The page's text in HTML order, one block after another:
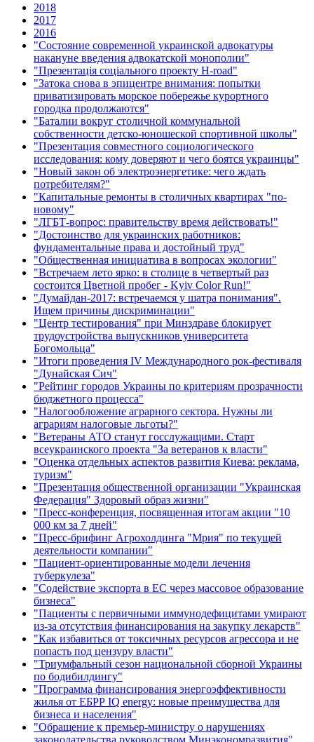
2018
2017
2016
"Состояние современной украинской адвокатуры
накануне введения адвокатской монополии"
"Презентація соціального проекту H-road"
"Затока снова в эпицентре внимания: попытки
приватизировать морское побережье курортного
городка продолжаются"
"Баталии вокруг столичной коммунальной
собственности детско-юношеской спортивной школы"
"Презентация совместного социологического
исследования: кому доверяют и чего боятся украинцы"
"Новый закон об электроэнергетике: чего ждать
потребителям?"
"Капитальные ремонты в столичных квартирах "по-
новому"
"ЛГБТ-вопрос: правительству время действовать!"
"Достоинство для украинских работников:
фундаментальные права и достойный труд"
"Общественная инициатива в вопросах экологии"
"Встречаем лето ярко: в столице в четвертый раз
состоится Цветной пробег - Kyiv Color Run!"
"Думайдан-2017: встречаемся у шатра понимания".
Ищем причины дискриминации"
"Центр тестирования" при Минздраве блокирует
трудоустройства выпускников университета
Богомольца"
"Итоги проведения IV Международного рок-фестиваля
"Дунайская Сич"
"Рейтинг городов Украины по критериям прозрачности
бюджетного процесса"
"Налогообложение аграрного сектора. Нужны ли
аграриям налоговые льготы?"
"Ветераны АТО станут госслужащими. Старт
всеукраинского проекта "За ветеранов к власти"
"Оценка отдельных аспектов развития Киева: реклама,
туризм"
"Презентация общественной организации "Украинская
Федерация" Здоровый образ жизни"
"Пресс-конференция, посвященная итогам акции "10
000 км за 7 дней"
"Пресс-брифинг Агрохолдинга "Мрия" по текущей
деятельности компании"
"Пациент-ориентированные модели лечения
туберкулеза"
"Содействие экспорта в ЕС через массовое образование
бизнеса"
"Пациенты с первичными иммунодефицитами умирают
из-за отсутствия финансирования на закупку лекарств"
"Как избавиться от токсичных ресурсов агрессора и не
попасть под цензуру власти"
"Триумфальный сезон национальной сборной Украины
по бодибилдингу"
"Программа финансирования энергоэффективности
жилья от ЕБРР IQ energy: новые преимущества для
бизнеса и населения"
"Обращение к премьер-министру о нарушениях
законодательства руководством Минэкономразвития"